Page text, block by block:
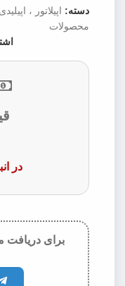
دسته: اپیلاتور ، اپیلیدی
محصولات
در
برای دریافت